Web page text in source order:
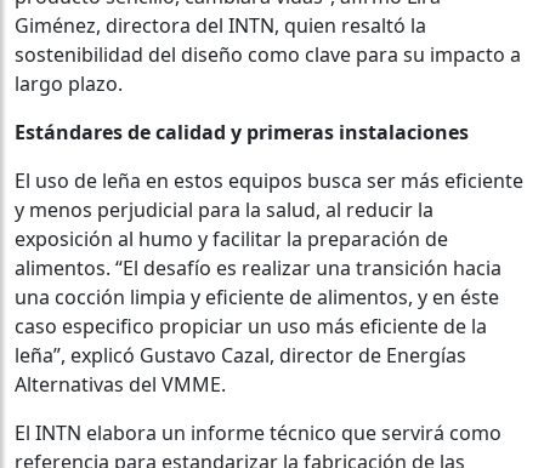
Giménez, directora del INTN, quien resaltó la
sostenibilidad del diseño como clave para su impacto a
largo plazo.
Estándares de calidad y primeras instalaciones
El uso de leña en estos equipos busca ser más eficiente
y menos perjudicial para la salud, al reducir la
exposición al humo y facilitar la preparación de
alimentos. “El desafío es realizar una transición hacia
una cocción limpia y eficiente de alimentos, y en éste
caso especifico propiciar un uso más eficiente de la
leña”, explicó Gustavo Cazal, director de Energías
Alternativas del VMME.
El INTN elabora un informe técnico que servirá como
referencia para estandarizar la fabricación de las